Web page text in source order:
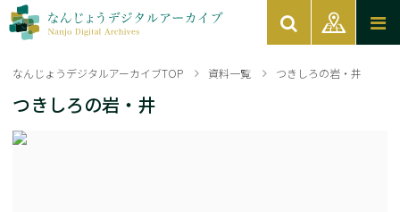
なんじょうデジタルアーカイブTOP 資料一覧 つきしろの岩・井
つきしろの岩・井